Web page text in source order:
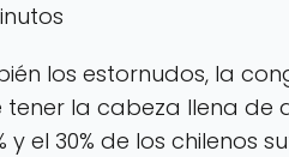
los estornudos, la
la cabeza llena
y el 30% de los